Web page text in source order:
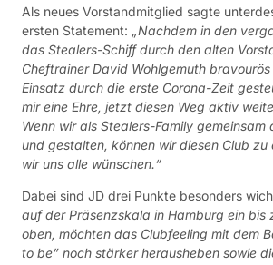
Als neues Vorstandmitglied sagte
ersten Statement: „Nachdem in den
das Stealers-Schiff durch den alten
Cheftrainer David Wohlgemuth
Einsatz durch die erste Corona-Zeit
mir eine Ehre, jetzt diesen Weg aktiv
Wenn wir als Stealers-Family gemeinsam
und gestalten, können wir diesen Club
wir uns alle wünschen.“
Dabei sind JD drei Punkte besonders
auf der Präsenzskala in Hamburg ein bis
oben, möchten das Clubfeeling mit dem
to be” noch stärker herausheben sowie